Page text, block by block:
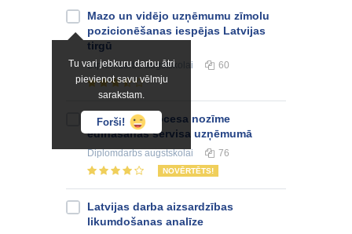
Tu vari jebkuru darbu ātri
pievienot savu vēlmju
sarakstam.
Forši!
Mazo un vidējo uzņēmumu zīmolu
pozicionēšanas iespējas Latvijas
tirgū
Diplomdarbsaugstskolai 60
Vadīšanas procesa nozīme
ēdināšanas servisa uzņēmumā
Diplomdarbsaugstskolai 76
NOVĒRTĒTS!
Latvijas darba aizsardzības
likumdošanas analīze